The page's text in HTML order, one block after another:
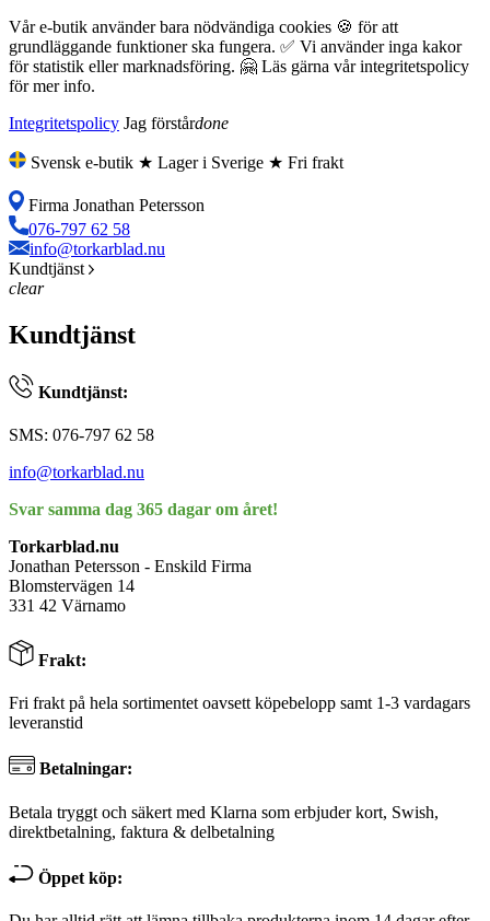
Vår e-butik använder bara nödvändiga cookies 🍪 för att
grundläggande funktioner ska fungera. ✅ Vi använder inga kakor
för statistik eller marknadsföring. 🤗 Läs gärna vår integritetspolicy
för mer info.
Integritetspolicy Jag förstårdone
Svensk e-butik ★ Lager i Sverige ★ Fri frakt
Firma Jonathan Petersson
076-797 62 58
info@torkarblad.nu
Kundtjänst
clear
Kundtjänst
Kundtjänst:
SMS: 076-797 62 58
info@torkarblad.nu
Svar samma dag 365 dagar om året!
Torkarblad.nu
Jonathan Petersson - Enskild Firma
Blomstervägen 14
331 42 Värnamo
Frakt:
Fri frakt på hela sortimentet oavsett köpebelopp samt 1-3 vardagars
leveranstid
Betalningar:
Betala tryggt och säkert med Klarna som erbjuder kort, Swish,
direktbetalning, faktura & delbetalning
Öppet köp: